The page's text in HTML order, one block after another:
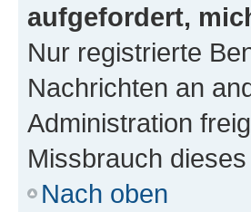
aufgefordert,
Nur registrierte
Nachrichten an
Administration
Missbrauch
Nach oben